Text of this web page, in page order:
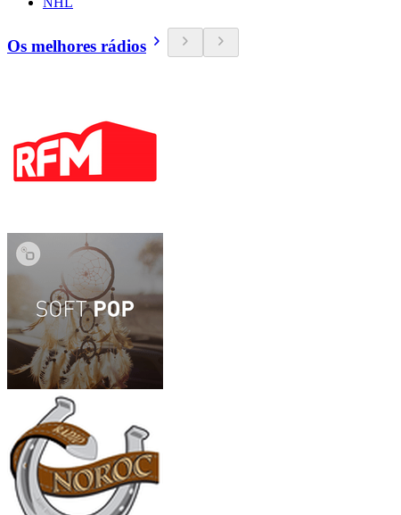
Os melhores rádios